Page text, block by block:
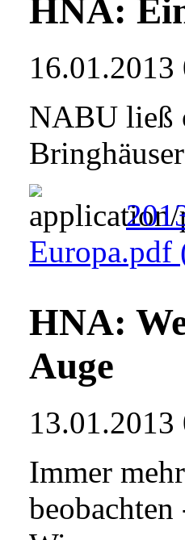
HNA:
16.01.2013
NABU ließ
Europa.pdf
HNA:
Auge
13.01.2013
Immer